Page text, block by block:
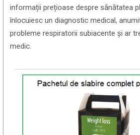
informații prețioase despre sănătatea
înlocuiesc un diagnostic medical,
probleme respiratorii subiacente și ar
medic.